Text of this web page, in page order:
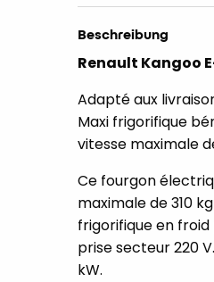
Beschreibung
Renault Kangoo
Adapté aux
Maxi frigorifique
vitesse maximale
Ce fourgon
maximale de 310
frigorifique en froid
prise secteur 220
kW.